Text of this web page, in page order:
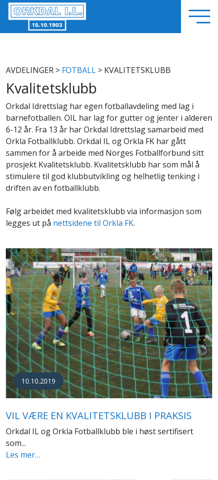
AVDELINGER > FOTBALL > KVALITETSKLUBB
Kvalitetsklubb
Orkdal Idrettslag har egen fotballavdeling med lag i
barnefotballen. OIL har lag for gutter og jenter i alderen
6-12 år. Fra 13 år har Orkdal Idrettslag samarbeid med
Orkla Fotballklubb. Orkdal IL og Orkla FK har gått
sammen for å arbeide med Norges Fotballforbund sitt
prosjekt Kvalitetsklubb. Kvalitetsklubb har som mål å
stimulere til god klubbutvikling og helhetlig tenking i
driften av en fotballklubb.
Følg arbeidet med kvalitetsklubb via informasjon som
legges ut på nettsidene til Orkla FK.
10.10.2019
VIL VÆRE EN KVALITETSKLUBB I PRAKSIS
Orkdal IL og Orkla Fotballklubb ble i høst sertifisert
som...
Les mer…